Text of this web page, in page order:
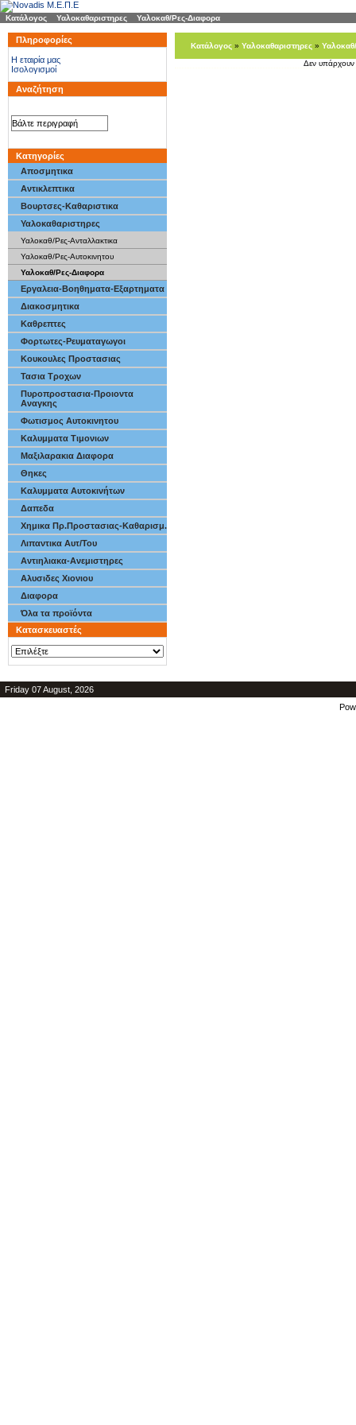
Κατάλογος Υαλοκαθαριστηρες Υαλοκαθ/Ρες-Διαφορα
Πληροφορίες
H εταιρία μας
Ισολογισμοί
Αναζήτηση
Κατηγορίες
Αποσμητικα
Αντικλεπτικα
Βουρτσες-Καθαριστικα
Υαλοκαθαριστηρες
Υαλοκαθ/Ρες-Ανταλλακτικα
Υαλοκαθ/Ρες-Αυτοκινητου
Υαλοκαθ/Ρες-Διαφορα
Εργαλεια-Βοηθηματα-Εξαρτηματα
Διακοσμητικα
Καθρεπτες
Φορτωτες-Ρευματαγωγοι
Κουκουλες Προστασιας
Τασια Τροχων
Πυροπροστασια-Προιοντα
Αναγκης
Φωτισμος Αυτοκινητου
Καλυμματα Τιμονιων
Μαξιλαρακια Διαφορα
Θηκες
Καλυμματα Αυτοκινήτων
Δαπεδα
Χημικα Πρ.Προστασιας-Καθαρισμ.
Λιπαντικα Αυτ/Του
Αντιηλιακα-Ανεμιστηρες
Αλυσιδες Χιονιου
Διαφορα
Όλα τα προϊόντα
Κατασκευαστές
Κατάλογος » Υαλοκαθαριστηρες »
Δεν υπάρχουν
Friday 07 August, 2026